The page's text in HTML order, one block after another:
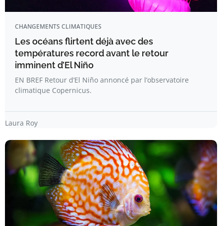
CHANGEMENTS CLIMATIQUES
Les océans flirtent déjà avec des
températures record avant le retour
imminent d’El Niño
EN BREF Retour d’El Niño annoncé par l’observatoire
climatique Copernicus.
Laura Roy